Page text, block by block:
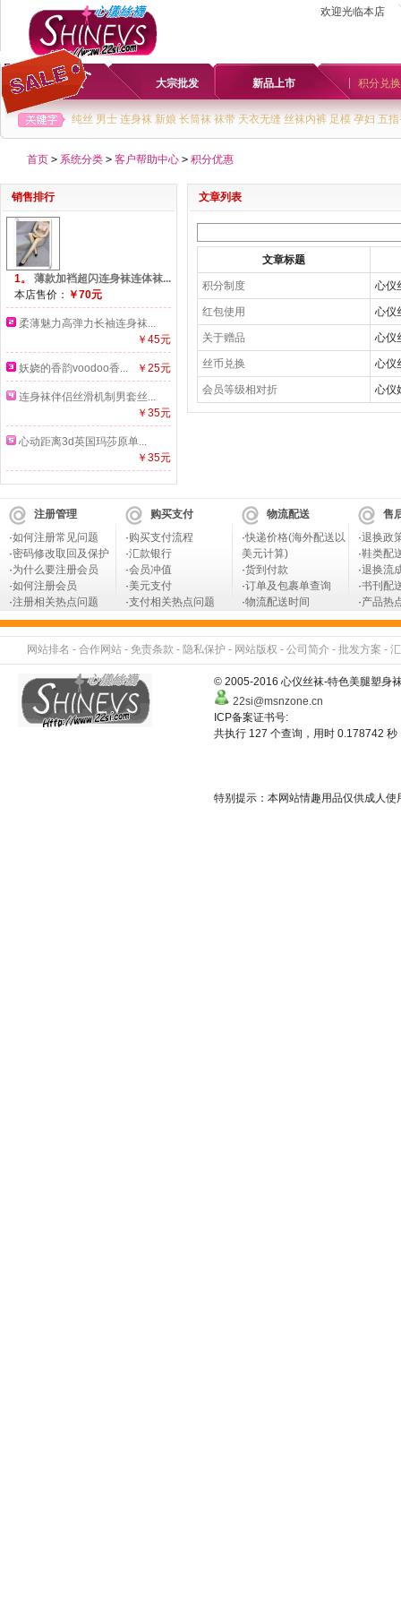
欢迎光临本店
首页 大宗批发 新品上市 积分兑换
纯丝 男士 连身袜 新娘 长筒袜 袜带 天衣无缝 丝袜内裤 足模 孕妇 五
首页 > 系统分类 > 客户帮助中心 > 积分优惠
销售排行
1。
薄款加裆超闪连身袜连体袜...
本店售价： ￥70元
柔薄魅力高弹力长袖连身袜...
￥45元
妖娆的香韵voodoo香... ￥25元
连身袜伴侣丝滑机制男套丝...
￥35元
心动距离3d英国玛莎原单...
￥35元
文章列表
文章标题
积分制度 心仪
红包使用 心仪
关于赠品 心仪
丝币兑换 心仪
会员等级相对折 心仪
注册管理
·如何注册常见问题
·密码修改取回及保护
·为什么要注册会员
·如何注册会员
·注册相关热点问题
购买支付
·购买支付流程
·汇款银行
·会员冲值
·美元支付
·支付相关热点问题
物流配送
·快递价格(海外配送以
美元计算)
·货到付款
·订单及包裹单查询
·物流配送时间
售
·退换政
·鞋类配
·退换流
·书刊配
·产品热
网站排名 - 合作网站 - 免责条款 - 隐私保护 - 网站版权 - 公司简介 - 批发方案 -
© 2005-2016 心仪丝袜-特色美腿塑身
22si@msnzone.cn
ICP备案证书号:
共执行 127 个查询，用时 0.178742
特别提示：本网站情趣用品仅供成人